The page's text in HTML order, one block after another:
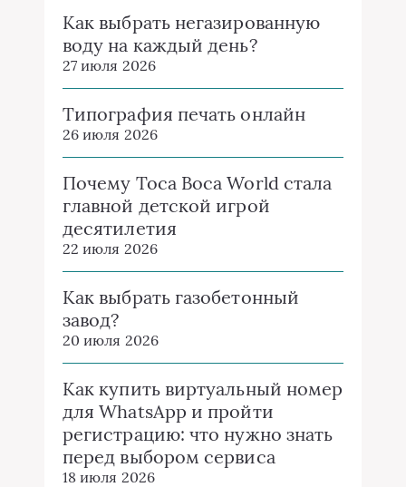
Как выбрать негазированную
воду на каждый день?
27 июля 2026
Типография печать онлайн
26 июля 2026
Почему Toca Boca World стала
главной детской игрой
десятилетия
22 июля 2026
Как выбрать газобетонный
завод?
20 июля 2026
Как купить виртуальный номер
для WhatsApp и пройти
регистрацию: что нужно знать
перед выбором сервиса
18 июля 2026